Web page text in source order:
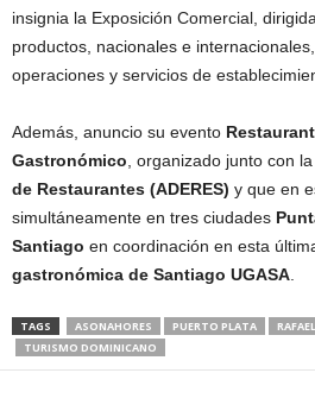
insignia la Exposición Comercial,
productos, nacionales e
operaciones y servicios de
Además, anuncio su evento
Gastronómico , organizado junto con la
de Restaurantes (ADERES) y que en
simultáneamente en tres ciudades
Santiago en coordinación en esta
gastronómica de Santiago UGASA
TAGS ASONAHORES PUERTO PLATA
TURISMO DOMINICANO